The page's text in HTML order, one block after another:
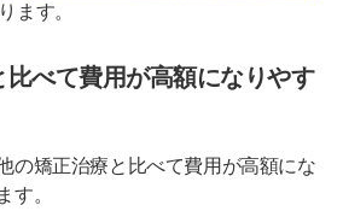
ます。
べて費用が高額になりやす
の矯正治療と比べて費用が高額にな
す。